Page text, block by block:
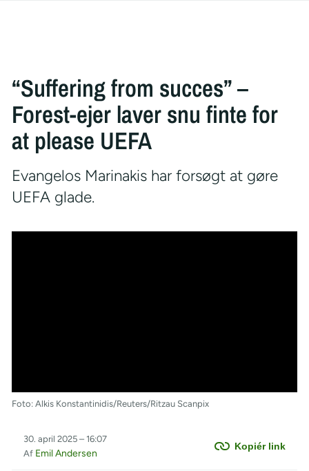
“Suffering from succes” –
Forest-ejer laver snu finte for
at please UEFA
Evangelos Marinakis har forsøgt at gøre
UEFA glade.
Foto: Alkis Konstantinidis/Reuters/Ritzau Scanpix
Kopiér link
30. april 2025 – 16:07
Af Emil Andersen